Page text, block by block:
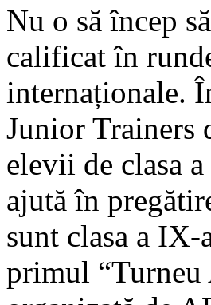
Nu o să încep
calificat în
internaționale.
Junior Trainers
elevii de clasa
ajută în
sunt clasa a IX-
primul “Turneu